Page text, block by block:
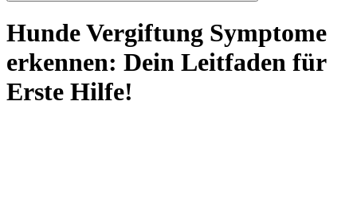
Hunde Vergiftung Symptome
erkennen: Dein Leitfaden für
Erste Hilfe!